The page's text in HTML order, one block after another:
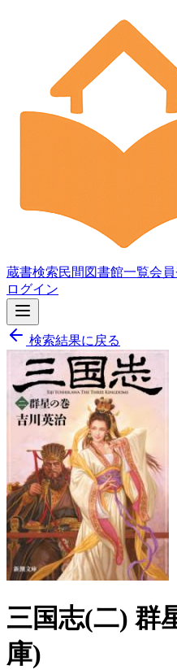
蔵書検索民間図書館一覧会
ログイン
検索結果に戻る
三国志(二) 群
庫)